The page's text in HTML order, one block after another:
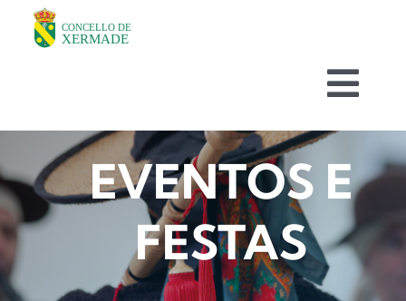
Skip
content
O CONCELLO
DEPARTAMENTOS
EVENTOS E
FESTAS